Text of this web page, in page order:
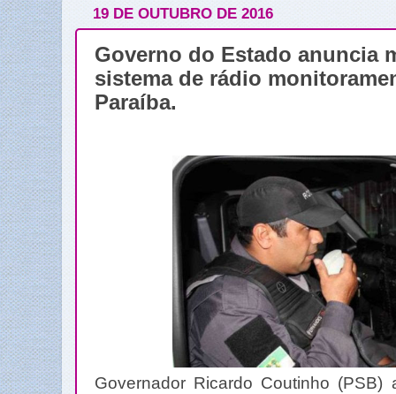
19 DE OUTUBRO DE 2016
Governo do Estado anuncia
sistema de rádio
Paraíba.
Governador Ricardo Coutinho (PSB)